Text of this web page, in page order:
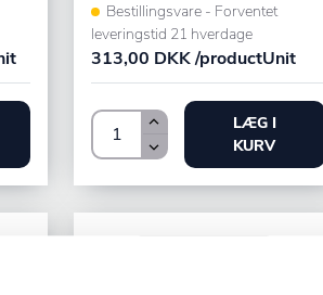
Bestillingsvare - Forventet
leveringstid 21 hverdage
313,00 DKK /productUnit
LÆG I
KURV